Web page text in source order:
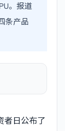
。报道
条产品
者日公布了